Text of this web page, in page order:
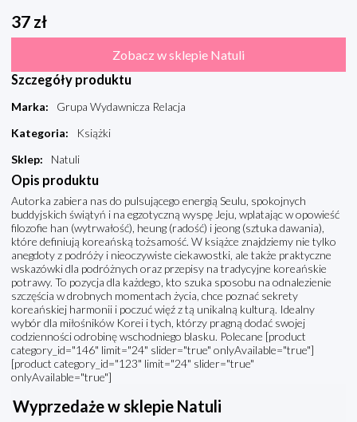
37 zł
Zobacz w sklepie Natuli
Szczegóły produktu
Marka:
Grupa Wydawnicza Relacja
Kategoria:
Książki
Sklep: Natuli
Opis produktu
Autorka zabiera nas do pulsującego energią Seulu, spokojnych
buddyjskich świątyń i na egzotyczną wyspę Jeju, wplatając w opowieść
filozofie han (wytrwałość), heung (radość) i jeong (sztuka dawania),
które definiują koreańską tożsamość. W książce znajdziemy nie tylko
anegdoty z podróży i nieoczywiste ciekawostki, ale także praktyczne
wskazówki dla podróżnych oraz przepisy na tradycyjne koreańskie
potrawy. To pozycja dla każdego, kto szuka sposobu na odnalezienie
szczęścia w drobnych momentach życia, chce poznać sekrety
koreańskiej harmonii i poczuć więź z tą unikalną kulturą. Idealny
wybór dla miłośników Korei i tych, którzy pragną dodać swojej
codzienności odrobinę wschodniego blasku. Polecane [product
category_id="146" limit="24" slider="true" onlyAvailable="true"]
[product category_id="123" limit="24" slider="true"
onlyAvailable="true"]
Wyprzedaże w sklepie Natuli